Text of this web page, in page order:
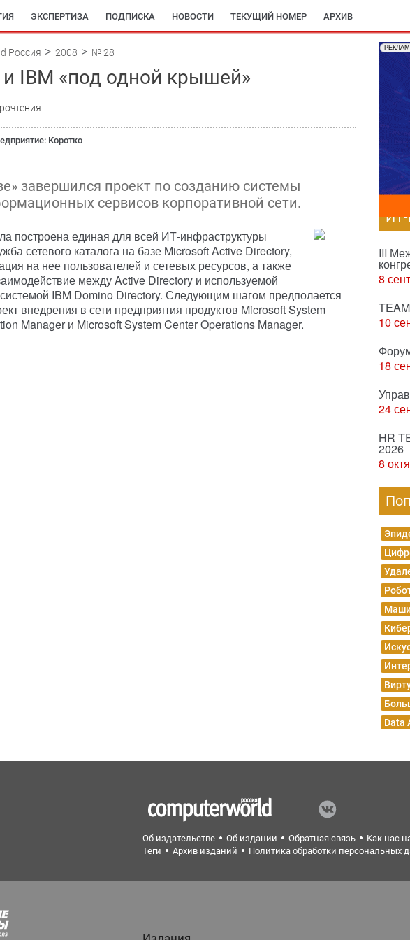
ЭКСПЕРТИЗА ПОДПИСКА НОВОСТИ ТЕКУЩИЙ НОМЕР АРХИВ
Россия 2008 № 28
IBM «под одной крышей»
Коротко
завершился проект по созданию системы
сервисов корпоративной сети.
построена единая для всей ИТ-инфраструктуры
сетевого каталога на базе Microsoft Active Directory,
на нее пользователей и сетевых ресурсов, а также
между Active Directory и используемой
IBM Domino Directory. Следующим шагом предполается
внедрения в сети предприятия продуктов Microsoft System
Manager и Microsoft System Center Operations Manager.
ИТ-
III
8
10
18
24
HR
2026
8
Data
Об издательстве Об издании Обратная связь Как нас
Теги
Архив изданий Политика обработки персональных